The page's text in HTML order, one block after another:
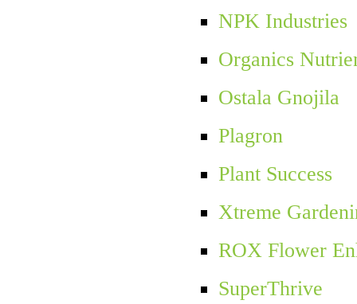
NPK Industries
Organics
Ostala Gnojila
Plagron
Plant Success
Xtreme
ROX Flower
SuperThrive